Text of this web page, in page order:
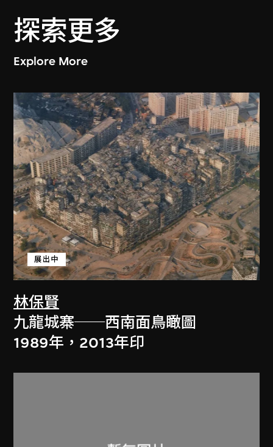
探索更多
Explore More
林保賢
展出中
九龍城寨──西南面鳥瞰圖
1989年，2013年印